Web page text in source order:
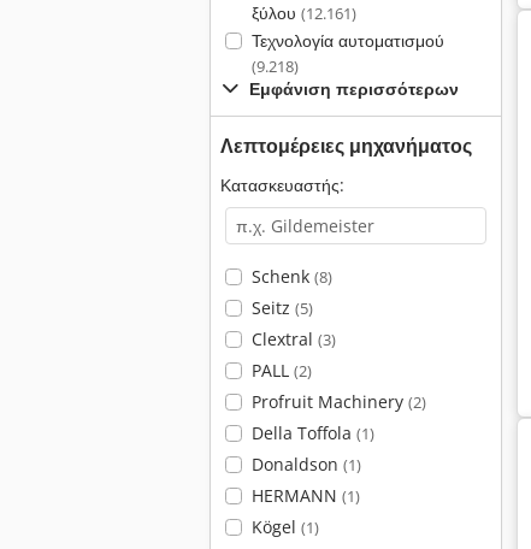
ξύλου (12.161)
Τεχνολογία αυτοματισμού
(9.218)
Εμφάνιση περισσότερων
Λεπτομέρειες μηχανήματος
Κατασκευαστής:
Schenk (8)
Seitz (5)
Clextral (3)
PALL (2)
Profruit Machinery (2)
Della Toffola (1)
Donaldson (1)
HERMANN (1)
Kögel (1)